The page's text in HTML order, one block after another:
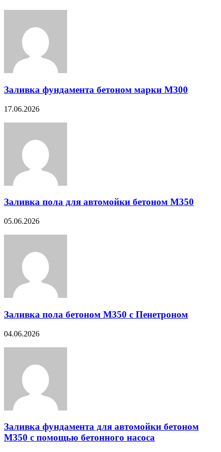
Заливка фундамента бетоном марки М300
17.06.2026
Заливка пола для автомойки бетоном М350
05.06.2026
Заливка пола бетоном М350 с Пенетроном
04.06.2026
Заливка фундамента для автомойки бетоном
М350 с помощью бетонного насоса